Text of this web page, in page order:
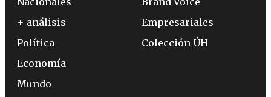
+ análisis
Política
Economía
Mundo
Empresariales
Colección ÚH